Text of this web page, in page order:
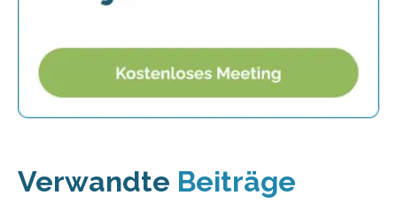
Verwandte Beiträge